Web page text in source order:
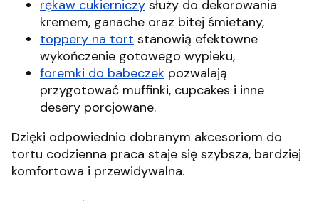
rękaw cukierniczy służy do dekorowania
kremem, ganache oraz bitej śmietany,
toppery na tort stanowią efektowne
wykończenie gotowego wypieku,
foremki do babeczek pozwalają
przygotować muffinki, cupcakes i inne
desery porcjowane.
Dzięki odpowiednio dobranym akcesoriom do
tortu codzienna praca staje się szybsza, bardziej
komfortowa i przewidywalna.